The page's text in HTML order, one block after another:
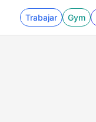
Trabajar Gym